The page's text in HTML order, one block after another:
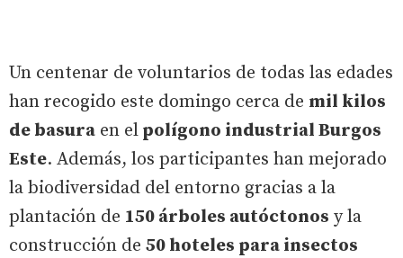
Un centenar de voluntarios de todas las edades
han recogido este domingo cerca de mil kilos
de basura en el polígono industrial Burgos
Este. Además, los participantes han mejorado
la biodiversidad del entorno gracias a la
plantación de 150 árboles autóctonos y la
construcción de 50 hoteles para insectos